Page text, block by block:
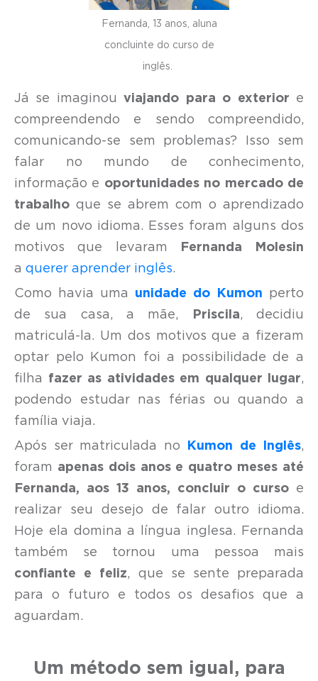
Fernanda, 13 anos, aluna
concluinte do curso de
inglês.
Já se imaginouviajando para o exterior e
compreendendo e sendo compreendido,
comunicando-se sem problemas? Isso sem
falar no mundo de conhecimento,
informação e oportunidades no mercado de
trabalho que se abrem com o aprendizado
de um novo idioma. Esses foram alguns dos
motivos que levaram
Fernanda Molesin
a querer aprender inglês.
Como havia uma unidade do Kumon perto
de sua casa, a mãe,
Priscila, decidiu
matriculá-la. Um dos motivos que a fizeram
optar pelo Kumon foi a possibilidade de a
filha fazer as atividades em qualquer lugar,
podendo estudar nas férias ou quando a
família viaja.
Após ser matriculada no
Kumon de Inglês,
foram apenas dois anos e quatro meses até
Fernanda, aos 13 anos, concluir o curso e
realizar seu desejo de falar outro idioma.
Hoje ela domina a língua inglesa. Fernanda
também se tornou uma pessoa mais
confiante e feliz, que se sente preparada
para o futuro e todos os desafios que a
aguardam.
Um método sem igual, para